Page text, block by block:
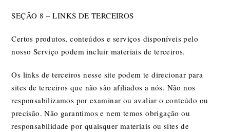
SEÇÃO 8 – LINKS DE TERCEIROS
Certos produtos, conteúdos e serviços disponíveis pelo
nosso Serviço podem incluir materiais de terceiros.
Os links de terceiros nesse site podem te direcionar para
sites de terceiros que não são afiliados a nós. Não nos
responsabilizamos por examinar ou avaliar o conteúdo ou
precisão. Não garantimos e nem temos obrigação ou
responsabilidade por quaisquer materiais ou sites de